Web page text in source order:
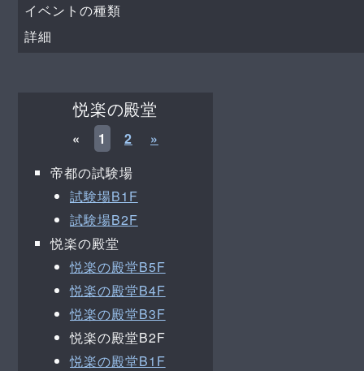
イベントの種類
詳細
悦楽の殿堂
« 1 2
»
帝都の試験場
試験場B1F
試験場B2F
悦楽の殿堂
悦楽の殿堂B5F
悦楽の殿堂B4F
悦楽の殿堂B3F
悦楽の殿堂B2F
悦楽の殿堂B1F